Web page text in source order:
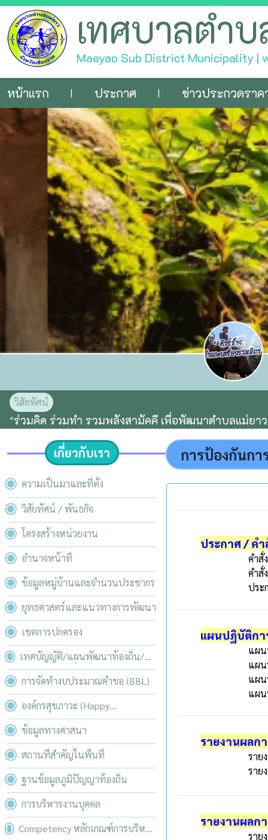
เทศบาลตำ
Maeyao Sub District Municipality |
หน้าแรก | ประกาศ | ข่าวประกวดราค
วิสัยทัศน์
"ร่วมคิด ร่วมทำ รวมพลังสามัคคี เพื่อพัฒนาตำบลแม่ยา
เกี่ยวกับเรา
ความเป็นมาและที่ตั้ง
วิสัยทัศน์ / พันธกิจ
โครงสร้างหน่วยงาน
อำนาจหน้าที่
ข้อมูลหมู่บ้านและจำนวนประชากร
ยุทธศาสตร์และแนวทางการพัฒนา
เขตการปกครอง
เทศบัญญัติ/แผนพัฒนาท้องถิ่น/
บริหารความเสี่ยง
การจัดทำงบประมาณคำขอ (BBL)
องค์กรสุขภาวะ (Happy
Workplace)
ข้อมูลทางศาสนา
สถานที่สำคัญในพื้นที่
ฐานข้อมูลภูมิปัญญาท้องถิ่น
การบริหารงานบุคคล
Competency หลักเกณฑ์การบริหาร
การป้องกันกา
ประกาศ / คำ
คำสั่
คำสั่
ประ
แผนปฏิบัติก
แผ
แผ
แผ
แผ
รายงานผลก
ราย
ราย
รายงานผลก
ราย